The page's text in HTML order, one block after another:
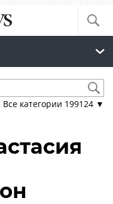
Все категории 199124 ▼